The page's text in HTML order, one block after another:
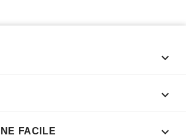


FACILE 